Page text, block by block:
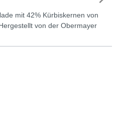
mit 42% Kürbiskernen von
von der Obermayer